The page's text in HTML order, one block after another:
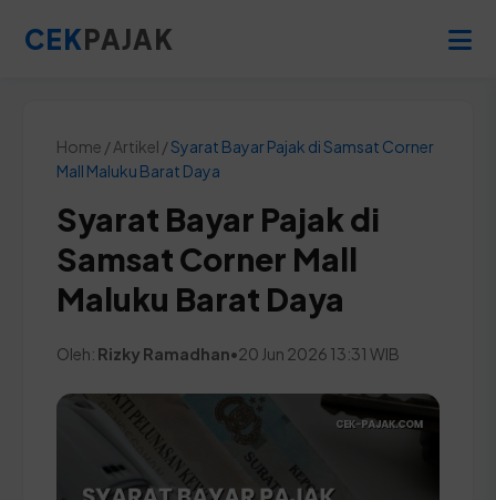
CEKPAJAK
Home / Artikel /Syarat Bayar Pajak di Samsat Corner
Mall Maluku Barat Daya
Syarat Bayar Pajak di
Samsat Corner Mall
Maluku Barat Daya
Oleh: Rizky Ramadhan•20 Jun 2026 13:31 WIB